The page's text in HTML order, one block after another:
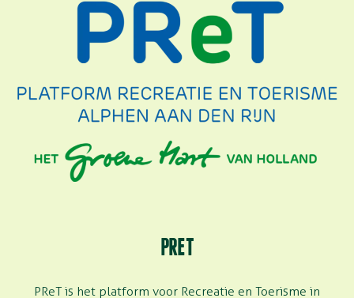
PRET
PReT is het platform voor Recreatie en Toerisme in